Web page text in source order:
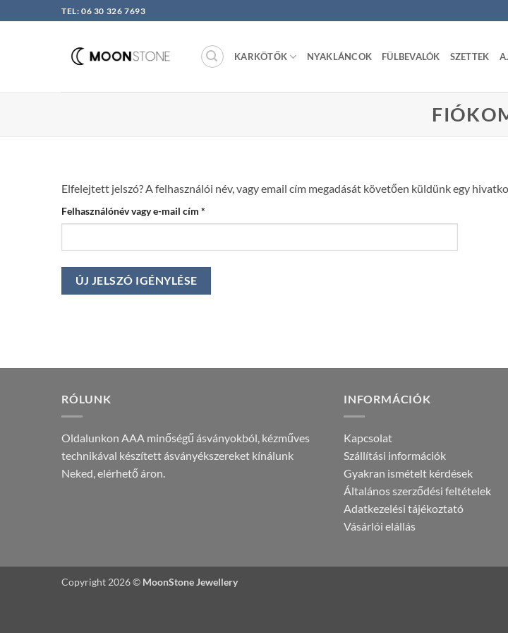
to
TEL: 06 30 326 7693
KARKÖTŐK NYAKLÁNCOK FÜLBEVALÓK SZETTEK
Elfelejtett jelszó? A felhasználói név, vagy email cím megadását követően küldünk egy
Felhasználónév vagy e-mail cím *
ÚJ JELSZÓ IGÉNYLÉSE
RÓLUNK
Oldalunkon AAA minőségű ásványokból, kézműves
technikával készített ásványékszereket kínálunk
Neked, elérhető áron.
INFORMÁCIÓK
Kapcsolat
Szállítási információk
Gyakran ismételt kérdések
Általános szerződési feltételek
Adatkezelési tájékoztató
Vásárlói elállás
Copyright 2026 © MoonStone Jewellery